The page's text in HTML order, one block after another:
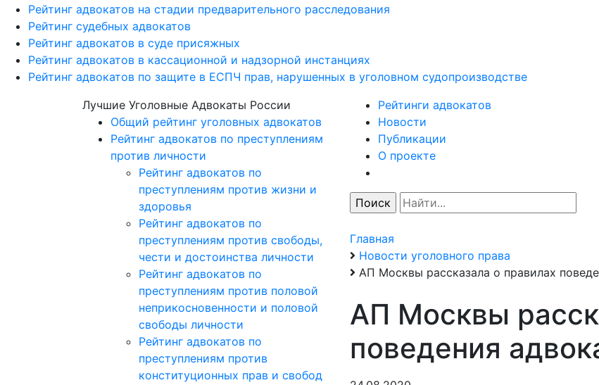
Рейтинг адвокатов на стадии предварительного расследования
Рейтинг судебных адвокатов
Рейтинг адвокатов в суде присяжных
Рейтинг адвокатов в кассационной и надзорной инстанциях
Рейтинг адвокатов по защите в ЕСПЧ прав, нарушенных в уголовном судопроизводстве
Лучшие Уголовные Адвокаты России
Общий рейтинг уголовных адвокатов
Рейтинг адвокатов по преступлениям
против личности
Рейтинг адвокатов по
преступлениям против жизни и
здоровья
Рейтинг адвокатов по
преступлениям против свободы,
чести и достоинства личности
Рейтинг адвокатов по
преступлениям против половой
неприкосновенности и половой
свободы личности
Рейтинг адвокатов по
преступлениям против
конституционных прав и свобод
Рейтинги адвокатов
Новости
Публикации
О проекте
Главная
Новости уголовного права
АП Москвы рассказала о правилах
АП Москвы
поведения